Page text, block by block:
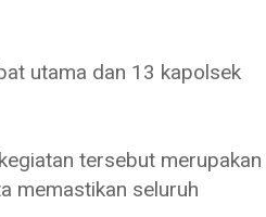
utama dan 13 kapolsek
tersebut merupakan
memastikan seluruh